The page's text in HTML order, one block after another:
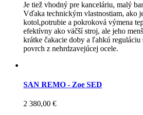
Je tiež vhodný pre kanceláriu, malý
Vďaka technickým vlastnostiam, ako
kotol,potrubie a pokroková výmena
efektívny ako väčší stroj, ale jeho
krátke čakacie doby a ľahkú reguláciu
povrch z nehrdzavejúcej ocele.
SAN REMO - Zoe SED
2 380,00 €